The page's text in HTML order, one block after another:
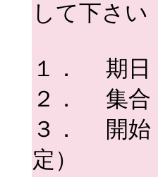
して下さい
１． 期日
２． 集合
３． 開始
定）